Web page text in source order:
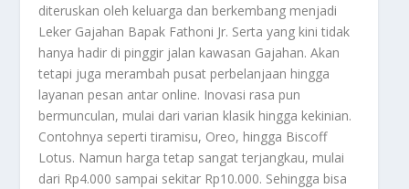
diteruskan oleh keluarga dan berkembang menjadi
Leker Gajahan Bapak Fathoni Jr. Serta yang kini tidak
hanya hadir di pinggir jalan kawasan Gajahan. Akan
tetapi juga merambah pusat perbelanjaan hingga
layanan pesan antar online. Inovasi rasa pun
bermunculan, mulai dari varian klasik hingga kekinian.
Contohnya seperti tiramisu, Oreo, hingga Biscoff
Lotus. Namun harga tetap sangat terjangkau, mulai
dari Rp4.000 sampai sekitar Rp10.000. Sehingga bisa